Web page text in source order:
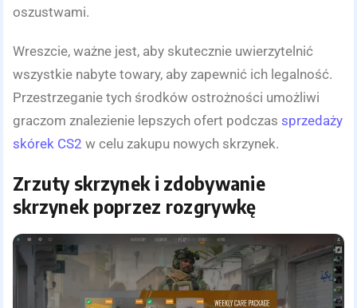
oszustwami.
Wreszcie, ważne jest, aby skutecznie uwierzytelnić
wszystkie nabyte towary, aby zapewnić ich legalność.
Przestrzeganie tych środków ostrożności umożliwi
graczom znalezienie lepszych ofert podczas sprzedaży
skórek CS2 w celu zakupu nowych skrzynek.
Zrzuty skrzynek i zdobywanie
skrzynek poprzez rozgrywkę